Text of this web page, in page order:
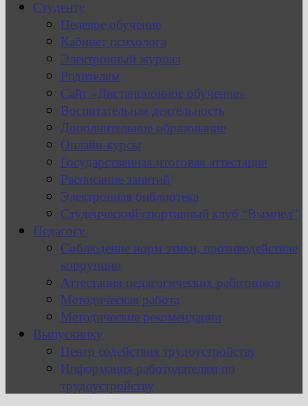
Студенту
Целевое обучение
Кабинет психолога
Электронный журнал
Родителям
Сайт «Дистанционное обучение»
Воспитательная деятельность
Дополнительное образование
Онлайн-курсы
Государственная итоговая аттестация
Расписание занятий
Электронная библиотека
Студенческий спортивный клуб “Вымпел”
Педагогу
Соблюдение норм этики, противодействие
коррупции
Аттестация педагогических работников
Методическая работа
Методические рекомендации
Выпускнику
Центр содействия трудоустройству
Информация работодателям по
трудоустройству